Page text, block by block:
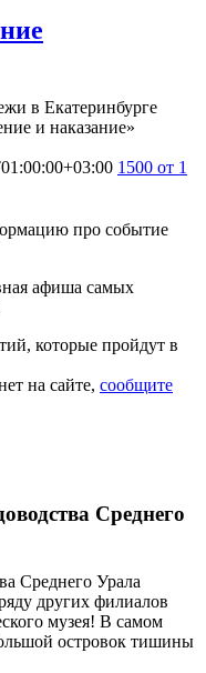
в Екатеринбурге
и наказание»
1500 от 1
про событие
афиша самых
которые пройдут в
на сайте, сообщите
Среднего
Среднего Урала
других филиалов
музея! В самом
островок тишины